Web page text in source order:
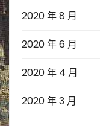
2020 年 8 月
2020 年 6 月
2020 年 4 月
2020 年 3 月